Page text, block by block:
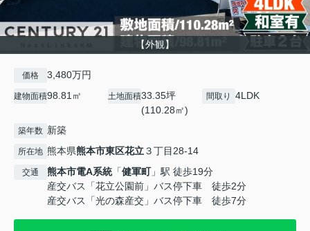
【外観】
価格 3,480万円
建物面積98.81㎡ 土地面積33.35坪
(110.28㎡)
間取り 4LDK
築年数 新築
所在地 熊本県熊本市東区花立３丁目28-14
交通 熊本市電A系統「健軍町」駅 徒歩19分
産交バス「花立公園前」バス停下車 徒歩2分
産交バス「光の森産交」バス停下車 徒歩7分